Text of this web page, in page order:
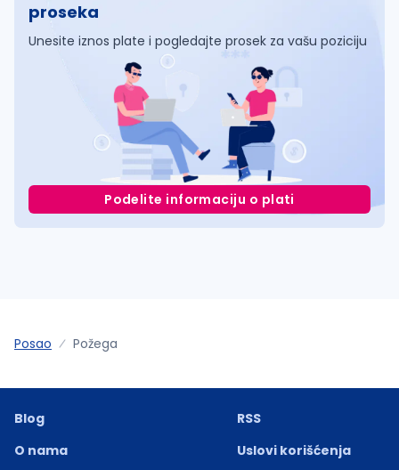
proseka
Unesite iznos plate i pogledajte prosek za vašu poziciju
Podelite informaciju o plati
Posao Požega
Blog
O nama
RSS
Uslovi korišćenja